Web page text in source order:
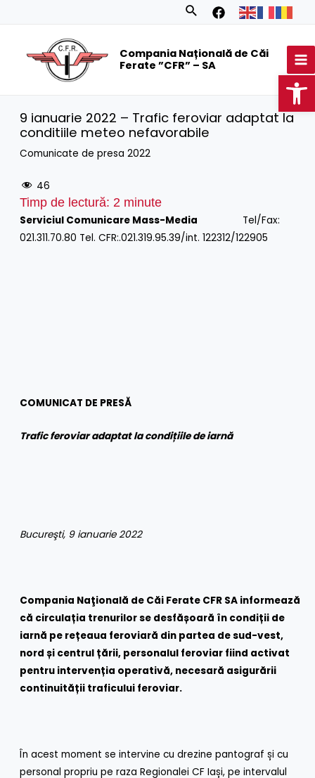
Search
Compania Națională de Căi
Ferate ”CFR” – SA
9 ianuarie 2022 – Trafic feroviar adaptat la
conditiile meteo nefavorabile
Comunicate de presa 2022
46
Timp de lectură: 2 minute
Serviciul Comunicare Mass-Media Tel/Fax:
021.311.70.80 Tel. CFR:.021.319.95.39/int. 122312/122905
COMUNICAT DE PRESĂ
Trafic feroviar adaptat la condițiile de iarnă
Bucureşti, 9 ianuarie 2022
Compania Naţională de Căi Ferate CFR SA informează
că circulația trenurilor se desfășoară în condiții de
iarnă pe rețeaua feroviară din partea de sud-vest,
nord și centrul țării, personalul feroviar fiind activat
pentru intervenția operativă, necesară asigurării
continuității traficului feroviar.
În acest moment se intervine cu drezine pantograf și cu
personal propriu pe raza Regionalei CF Iași, pe intervalul